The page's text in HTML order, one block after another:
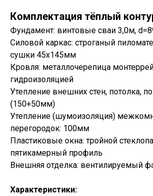
Комплектация тёплый
Фундамент: винтовые сваи 3,0м,
Силовой каркас: строганый
сушки 45х145мм
Кровля: металлочерепица
гидроизоляцией
Утепление внешних стен, потолка,
(150+50мм)
Утепление (шумоизоляция)
перегородок: 100мм
Пластиковые окна: тройной
пятикамерный профиль
Внешняя отделка: вентилируемый
Характеристики: